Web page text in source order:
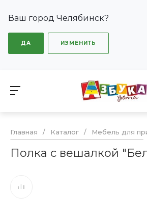
Ваш город Челябинск?
ДА ИЗМЕНИТЬ
Главная / Каталог / Мебель для
Полка с вешалкой